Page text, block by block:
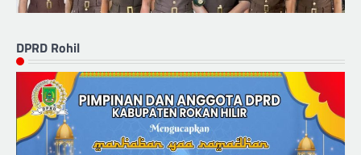
DPRD Rohil